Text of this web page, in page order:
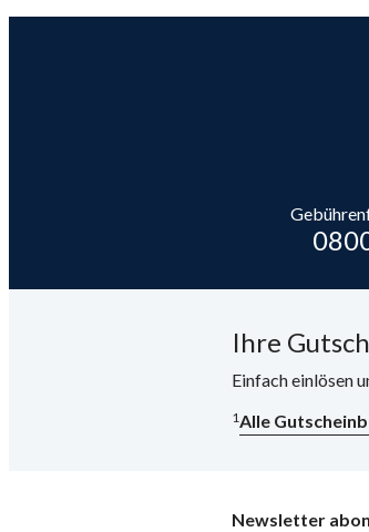
Ihre
Einfach einlösen
1Alle
Newsletter